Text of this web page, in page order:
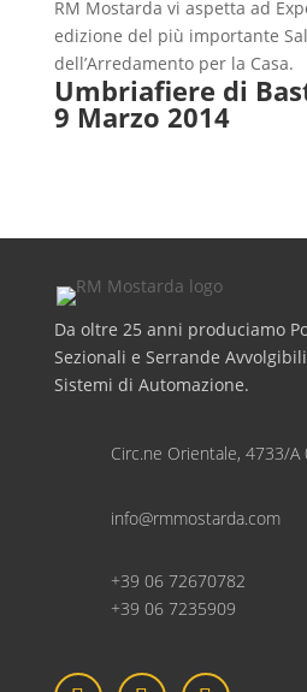
RM Mostarda vi aspetta ad
edizione del più importante
dell’Arredamento per la Casa.
Umbriafiere di
9 Marzo 2014
Da oltre 25 anni produciamo
Sezionali e Serrande
Sistemi di Automazione.
Circ.ne Orientale, 4733/A
info@rmmostarda.com
+39 06 72670782
+39 06 7235909